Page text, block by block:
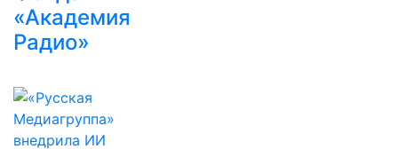
«Академия
Радио»